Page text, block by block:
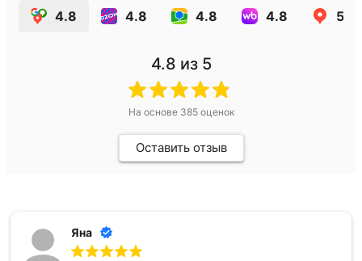
4.8 4.8 4.8 4.8 5.0
4.8 из 5
На основе 385оценок
Оставить отзыв
Яна